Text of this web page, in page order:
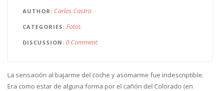
AUTHOR Carlos Castro
CATEGORIES Fotos
DISCUSSION 0 Comment
La sensación al bajarme del coche y asomarme fue indescriptible.
Era como estar de alguna forma por el cañón del Colorado (en